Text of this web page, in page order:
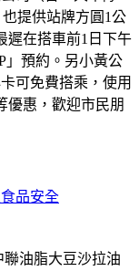
提供站牌方圓1公
遲在搭車前1日下午
」預約。另小黃公
可免費搭乘，使用
優惠，歡迎市民朋
品安全
聯油脂大豆沙拉油